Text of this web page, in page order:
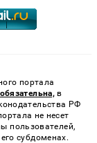
портала
в
РФ
не несет
пользователей,
субдоменах.